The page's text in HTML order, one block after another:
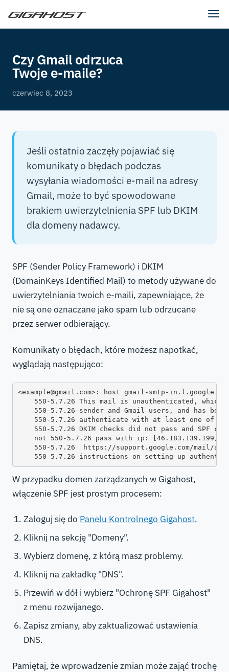
Czy Gmail odrzuca
Twoje e-maile?
czerwiec 8, 2023
Jeśli ostatnio zaczęły pojawiać się
komunikaty o błędach podczas
wysyłania wiadomości e-mail na adresy
Gmail, może to być spowodowane
brakiem uwierzytelnienia SPF lub DKIM
dla domeny nadawcy.
SPF (Sender Policy Framework) i DKIM
(DomainKeys Identified Mail) to metody używane do
uwierzytelniania twoich e-maili, zapewniające, że
nie są one oznaczane jako spam lub odrzucane
przez serwer odbierający.
Komunikaty o błędach, które możesz napotkać,
wyglądają następująco:
<example@gmail.com>: host gmail-smtp-
550-5.7.26 This mail is unauthenticated, which
550-5.7.26 sender and Gmail users, and has
550-5.7.26 authenticate with at least one of
550-5.7.26 DKIM checks did not pass and SPF
not 550-5.7.26 pass with ip: [46.183.139.199].
550-5.7.26  https://support.google.com/mail/
W przypadku domen zarządzanych w Gigahost,
włączenie SPF jest prostym procesem:
Zaloguj się do Panelu Kontrolnego Gigahost.
Kliknij na sekcję "Domeny".
Wybierz domenę, z którą masz problemy.
Kliknij na zakładkę "DNS".
Przewiń w dół i wybierz "Ochronę SPF Gigahost"
z menu rozwijanego.
Zapisz zmiany, aby zaktualizować ustawienia
DNS.
Pamiętaj, że wprowadzenie zmian może zająć trochę